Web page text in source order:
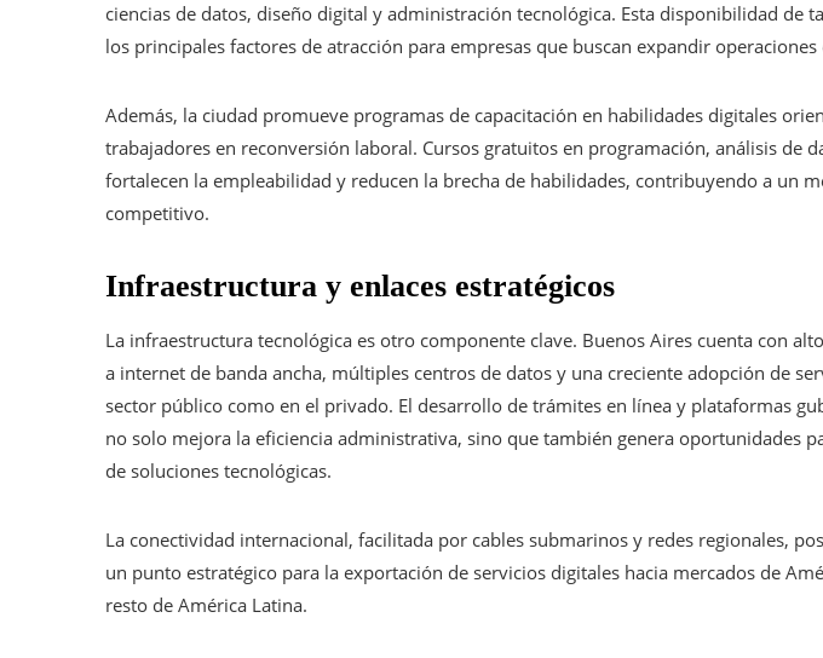
ciencias de datos, diseño digital y administración tecnológica. Esta disponibilidad de
los principales factores de atracción para empresas que buscan expandir operaciones
Además, la ciudad promueve programas de capacitación en habilidades digitales
trabajadores en reconversión laboral. Cursos gratuitos en programación, análisis de
fortalecen la empleabilidad y reducen la brecha de habilidades, contribuyendo a un
competitivo.
Infraestructura y enlaces estratégicos
La infraestructura tecnológica es otro componente clave. Buenos Aires cuenta con
a internet de banda ancha, múltiples centros de datos y una creciente adopción de
sector público como en el privado. El desarrollo de trámites en línea y plataformas
no solo mejora la eficiencia administrativa, sino que también genera oportunidades
de soluciones tecnológicas.
La conectividad internacional, facilitada por cables submarinos y redes regionales,
un punto estratégico para la exportación de servicios digitales hacia mercados de
resto de América Latina.